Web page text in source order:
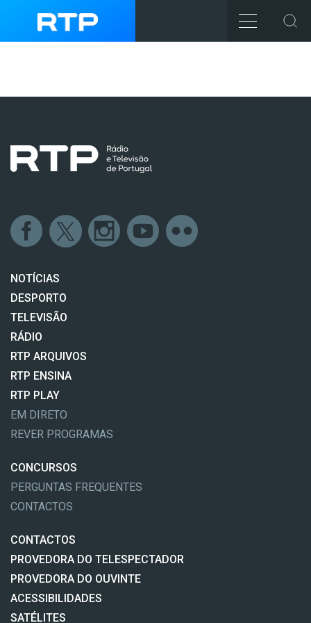
NOTÍCIAS
DESPORTO
TELEVISÃO
RÁDIO
RTP ARQUIVOS
RTP ENSINA
RTP PLAY
EM DIRETO
REVER PROGRAMAS
CONCURSOS
PERGUNTAS FREQUENTES
CONTACTOS
CONTACTOS
PROVEDORA DO TELESPECTADOR
PROVEDORA DO OUVINTE
ACESSIBILIDADES
SATÉLITES